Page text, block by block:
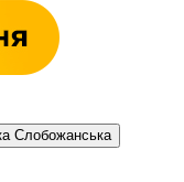
Слобожанська